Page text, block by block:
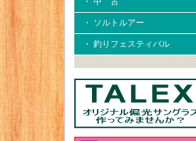
・ ソルトルアー
・ 釣りフェスティバル